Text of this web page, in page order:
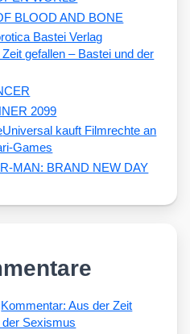
BLOOD AND BONE
gefallen – Bastei und der
2099
Universal kauft Filmrechte an
Games
MAN: BRAND NEW DAY
Kommentar: Aus der Zeit
der Sexismus